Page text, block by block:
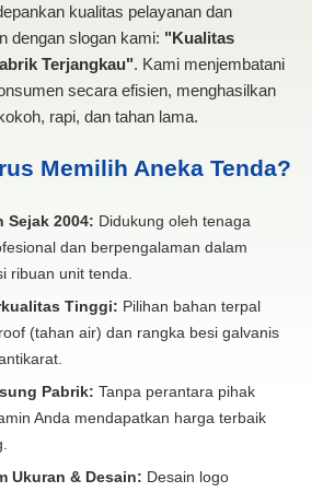
kualitas pelayanan dan
dengan slogan kami: "Kualitas
Terjangkau". Kami menjembatani
secara efisien, menghasilkan
rapi, dan tahan lama.
Memilih Aneka Tenda?
Sejak 2004: Didukung oleh tenaga
dan berpengalaman dalam
ribuan unit tenda.
Tinggi: Pilihan bahan terpal
(tahan air) dan rangka besi galvanis
Pabrik: Tanpa perantara pihak
Anda mendapatkan harga terbaik
Ukuran & Desain: Desain logo